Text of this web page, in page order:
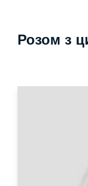
Розом з